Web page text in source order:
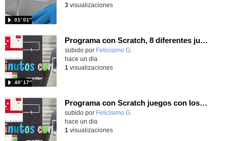
01′ 01″
3visualizaciones
Programa con Scratch, 8 diferentes juegos para vivir la emoción de los partidos de España en el mundial 2026
Contenido educativo.
subido por Felicisimo G.
40′ 17″
hace un dia
1 visualizaciones
Programa con Scratch juegos con los partidos del mundial 2026 ganados por España
Contenido educativo.
subido por Felicisimo G.
hace un dia
1 visualizaciones